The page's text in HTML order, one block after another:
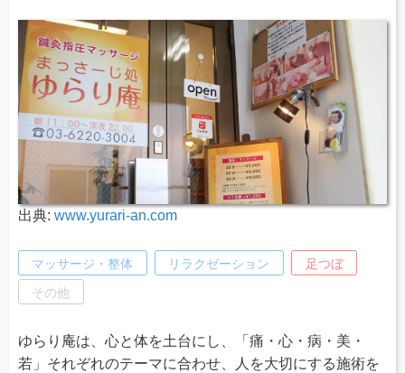
出典: www.yurari-an.com
マッサージ・整体 リラクゼーション 足つぼ
その他
ゆらり庵は、心と体を土台にし、「痛・心・病・美・
若」それぞれのテーマに合わせ、人を大切にする施術を